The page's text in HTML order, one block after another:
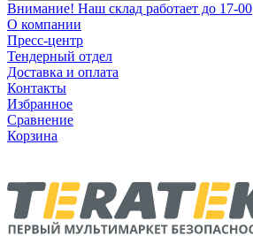
Внимание! Наш склад работает до 17-00
О компании
Пресс-центр
Тендерный отдел
Доставка и оплата
Контакты
Избранное
Сравнение
Корзина